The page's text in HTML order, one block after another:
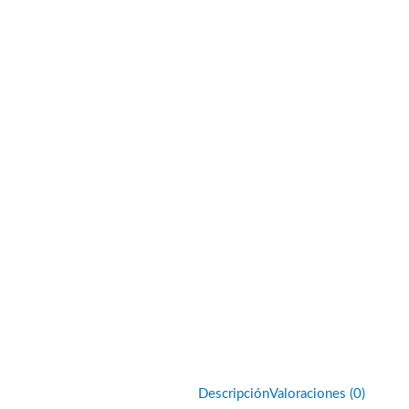
DescripciónValoraciones (0)